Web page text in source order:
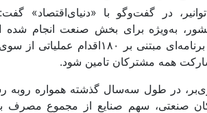
در گفت‌‌‌وگو با «دنیای‌اقتصاد»
کشور، به‌ویژه برای بخش صنعت انجام
موضوع گفت: برای تامین برق در بخش مولد،
همه مشترکان تامین شود.
در طول سه‌سال گذشته همواره روبه
صنعتی، سهم صنایع از مجموع مصرف